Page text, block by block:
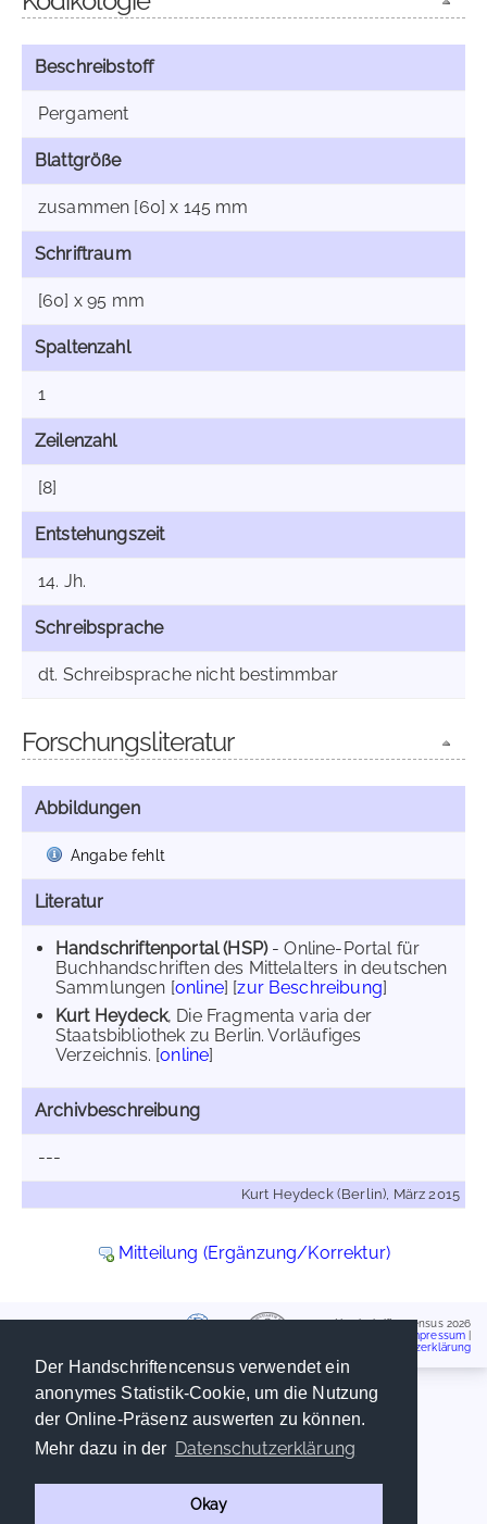
Der Handschriftencensus verwendet ein
anonymes Statistik-Cookie, um die Nutzung
der Online-Präsenz auswerten zu können.
Mehr dazu in der Datenschutzerklärung
Okay
Beschreibstoff
Pergament
Blattgröße
zusammen [60] x 145 mm
Schriftraum
[60] x 95 mm
Spaltenzahl
1
Zeilenzahl
[8]
Entstehungszeit
14. Jh.
Schreibsprache
dt. Schreibsprache nicht bestimmbar
Forschungsliteratur
Abbildungen
Angabe fehlt
Literatur
Handschriftenportal (HSP)- Online-Portal für
Buchhandschriften des Mittelalters in deutschen
Sammlungen [online] [zur Beschreibung]
Kurt Heydeck, Die Fragmenta varia der
Staatsbibliothek zu Berlin. Vorläufiges
Verzeichnis. [online]
Archivbeschreibung
---
Kurt Heydeck (Berlin), März 2015
Mitteilung (Ergänzung/Korrektur)
Handschriftencensus 2026
Impressum
Datenschutzerklärung